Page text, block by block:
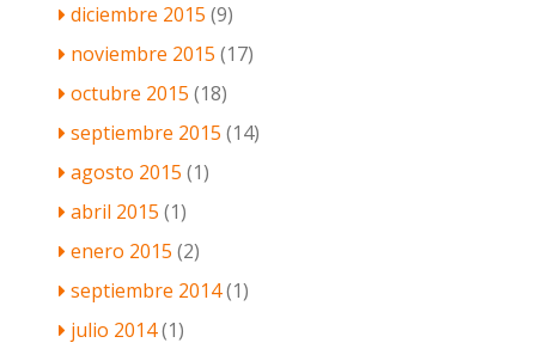
diciembre 2015 (9)
noviembre 2015 (17)
octubre 2015 (18)
septiembre 2015 (14)
agosto 2015 (1)
abril 2015 (1)
enero 2015 (2)
septiembre 2014(1)
julio 2014(1)